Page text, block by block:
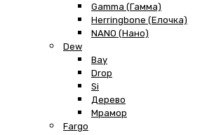
Gamma (Гамма)
Herringbone (Елочка)
NANO (Нано)
Dew
Bay
Drop
Si
Дерево
Мрамор
Fargo